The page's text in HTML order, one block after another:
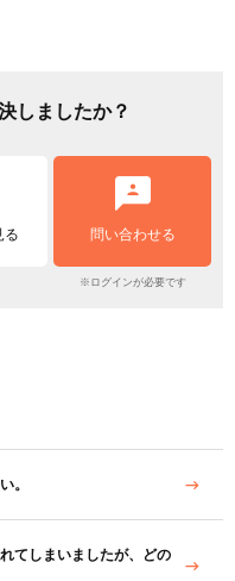
しましたか？
る 問い合わせる
※ログインが必要です
。
てしまいましたが、どの